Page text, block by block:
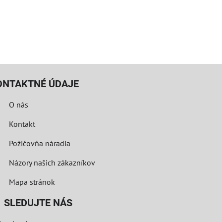
ÚDAJE
O nás
Kontakt
Požičovňa náradia
Názory našich zákazníkov
Mapa stránok
NÁS